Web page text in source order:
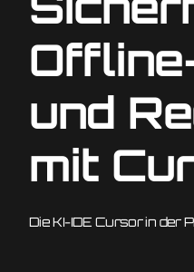
und
mit
Die KI-IDE Cursor in der